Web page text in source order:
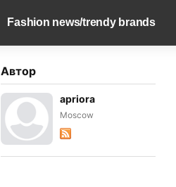
Fashion news/trendy brands
Автор
apriora
Моscow